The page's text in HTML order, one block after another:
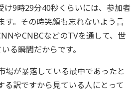
け9時29分40秒くらいには、参加者
す。その時笑顔も忘れないよう言
やCNBCなどのTVを通して、世
る瞬間だからです。
場が暴落している最中であったと
る訳ですから見ている人にとって